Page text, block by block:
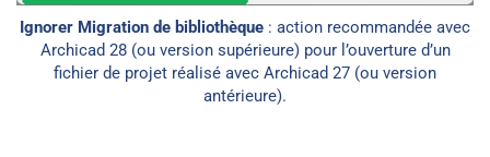
Ignorer Migration de bibliothèque : action recommandée avec
Archicad 28 (ou version supérieure) pour l’ouverture d’un
fichier de projet réalisé avec Archicad 27 (ou version
antérieure).